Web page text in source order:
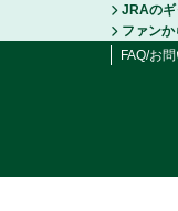
JRAのギ
ファン
FAQ/お